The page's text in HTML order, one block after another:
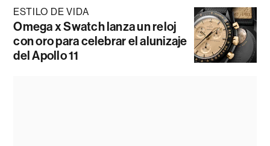
ESTILO DE VIDA
Omega x Swatch lanza un reloj
con oro para celebrar el alunizaje
del Apollo 11